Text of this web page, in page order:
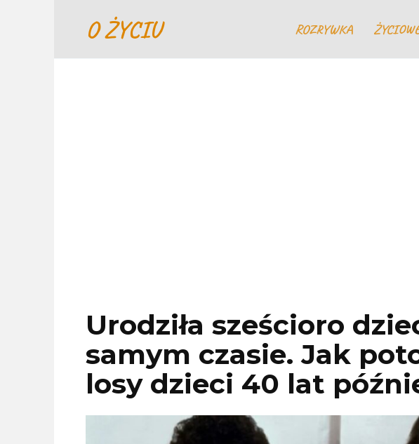
O ŻYCIU ROZRYWKA
Urodziła sześcioro
samym czasie. Jak
losy dzieci 40 lat